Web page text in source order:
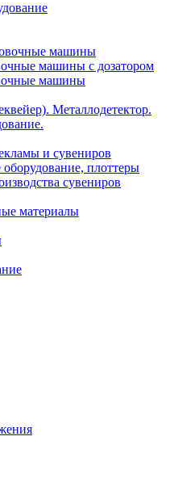
машины
машины с дозатором
машины
Металлодетектор.
и сувениров
плоттеры
сувениров
материалы